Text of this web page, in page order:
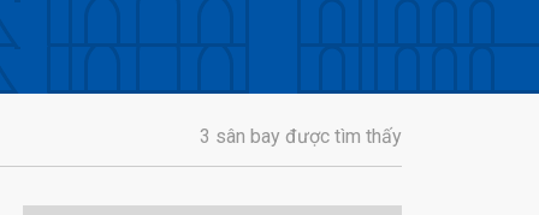
3 sân bay được tìm thấy